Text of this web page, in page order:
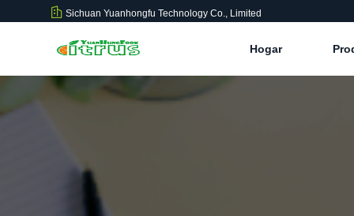
Sichuan Yuanhongfu Technology Co., Limited
Hogar